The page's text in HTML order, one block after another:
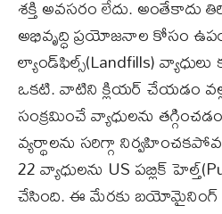
శక్తి అవసరం లేదు.
అభివృద్ధి ప్రయోజనాల కోసం
ల్యాండ్‌ఫిల్స్(Landfills)
ఒకటి. వాటిని క్లియర్ చేయడం
సంక్రమించే వ్యాధులను
వ్యర్థాలను సరిగ్గా
22 వ్యాధులను US పబ్లిక్
చేసింది. ఈ మేరకు బయోమైనింగ్